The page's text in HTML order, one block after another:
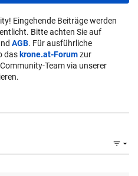
Eingehende Beiträge werden
Bitte achten Sie auf
AGB. Für ausführliche
das krone.at-Forumzur
Team via unserer